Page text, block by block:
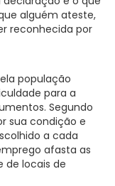
alguém ateste,
reconhecida por
população
para a
Segundo
sua condição e
a cada
afasta as
de locais de